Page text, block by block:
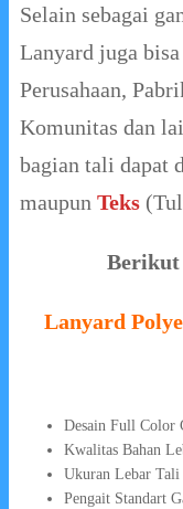
Selain sebagai
Lanyard juga
Perusahaan,
Komunitas dan
bagian tali dapat
maupun Teks
Berikut
Lanyard
Desain Full Color
Kwalitas Bahan
Ukuran Lebar
Pengait Standart